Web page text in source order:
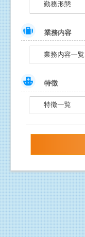
勤務形態
業務内容
業務内容一覧
特徴
特徴一覧